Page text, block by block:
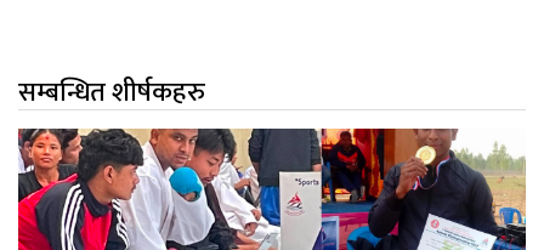
सम्बन्धित शीर्षकहरु